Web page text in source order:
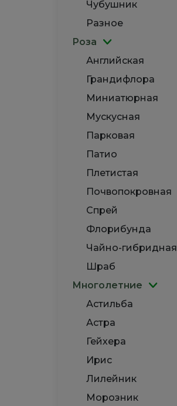
Чубушник
Разное
Роза
Английская
Грандифлора
Миниатюрная
Мускусная
Парковая
Патио
Плетистая
Почвопокровная
Спрей
Флорибунда
Чайно-гибридная
Шраб
Многолетние
Астильба
Астра
Гейхера
Ирис
Лилейник
Морозник